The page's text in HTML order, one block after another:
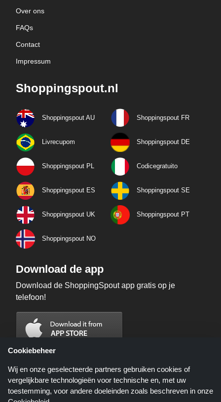
Over ons
FAQs
Contact
Impressum
Shoppingspout.nl
Shoppingspout AU Shoppingspout FR
Livrecupom Shoppingspout DE
Shoppingspout PL Codicegratuito
Shoppingspout ES Shoppingspout SE
Shoppingspout UK Shoppingspout PT
Shoppingspout NO
Download de app
Download de ShoppingSpout app gratis op je
telefoon!
Cookiebeheer
Wij en onze geselecteerde partners gebruiken cookies of
vergelijkbare technologieën voor technische en, met uw
toestemming, voor andere doeleinden zoals beschreven in onze